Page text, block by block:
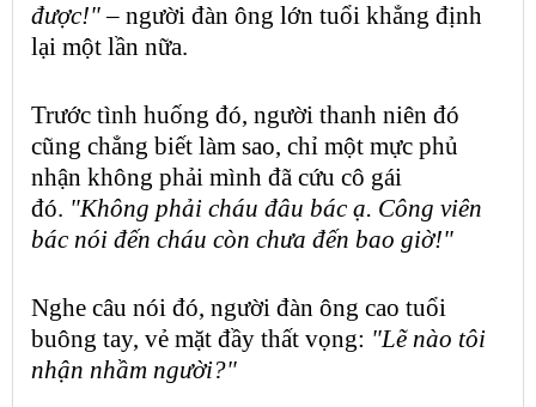
được!"– người đàn ông lớn tuổi khẳng định
lại một lần nữa.
Trước tình huống đó, người thanh niên đó
cũng chẳng biết làm sao, chỉ một mực phủ
nhận không phải mình đã cứu cô gái
đó. "Không phải cháu đâu bác ạ. Công viên
bác nói đến cháu còn chưa đến bao giờ!"
Nghe câu nói đó, người đàn ông cao tuổi
buông tay, vẻ mặt đầy thất vọng: "Lẽ nào tôi
nhận nhầm người?"